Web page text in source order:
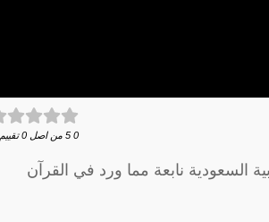
0
5 من اصل 0 تقييم.
نابعة مما ورد في القرآن